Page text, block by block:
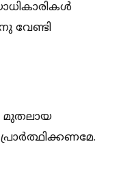
വേണ്ടി
മുതലായ